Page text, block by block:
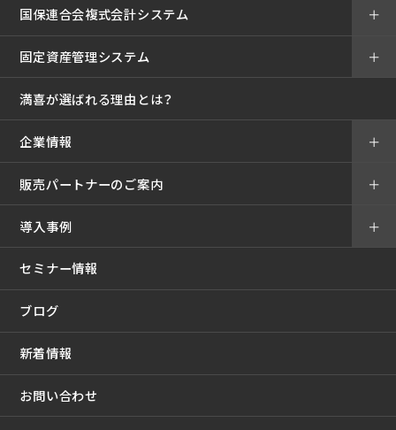
国保連合会複式会計システム ＋
固定資産管理システム ＋
満喜が選ばれる理由とは？
企業情報 ＋
販売パートナーのご案内 ＋
導入事例
セミナー情報
＋
ブログ
新着情報
お問い合わせ